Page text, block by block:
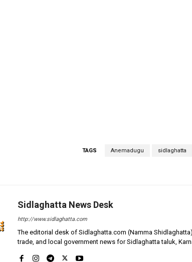
TAGS Anemadugu sidlaghatta
Sidlaghatta News Desk
http://www.sidlaghatta.com
The editorial desk of Sidlaghatta.com (Namma
trade, and local government news for Sidlaghatta taluk,